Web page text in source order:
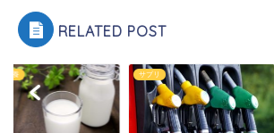
RELATED POST
栄養 サプリ